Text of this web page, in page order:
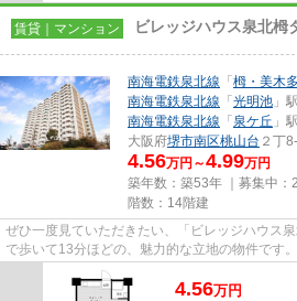
賃貸｜マンション ビレッジハウス泉北栂
南海電鉄泉北線 「 栂・美木多
南海電鉄泉北線 「 光明池 」
南海電鉄泉北線 「 泉ケ丘 」
大阪府堺市南区桃山台 ２丁
4.56万円～4.99万円
築年数：築53年 ｜募集中：
階数：14階建
ぜひ一度見ていただきたい、「ビレッジハウス
で歩いて13分ほどの、魅力的な立地の物件です
ります。14階建ての建物で地域...
4.56万円